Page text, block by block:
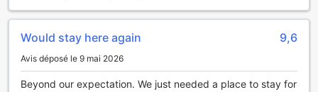
Would stay here again 9,6
Avis déposé le 9 mai 2026
Beyond our expectation. We just needed a place to stay for